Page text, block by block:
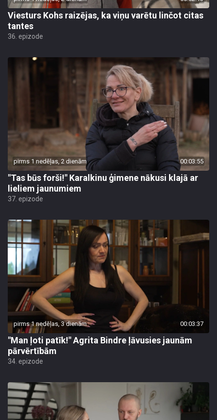
Viesturs Kohs raizējas, ka viņu varētu linčot citas
tantes
36. epizode
pirms 1 nedēļas, 2 dienām 00:03:55
"Tas būs forši!" Karalkinu ģimene nākusi klajā ar
lieliem jaunumiem
37. epizode
pirms 1 nedēļas, 3 dienām 00:03:37
"Man ļoti patīk!" Agrita Bindre ļāvusies jaunām
pārvērtībām
34. epizode